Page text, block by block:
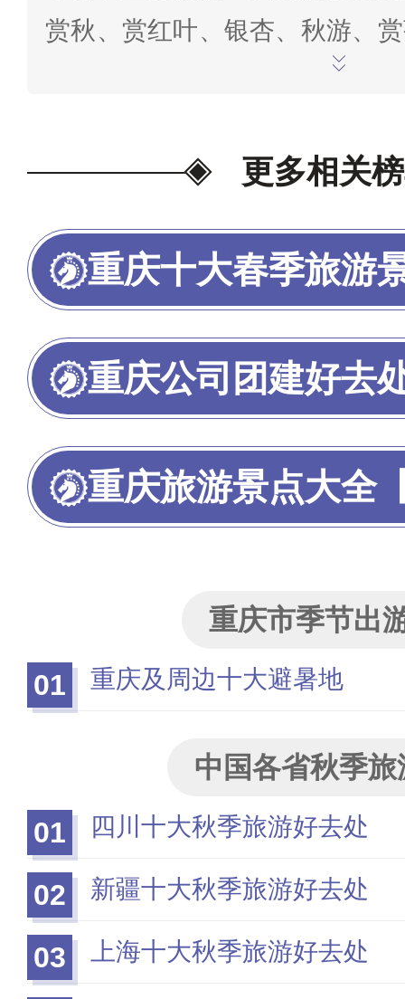
赏秋、赏红叶、银杏、秋游、
质奇观指数、文化积淀厚度、
缺程度、景区认定等级、网红
得分系统分析研究得出。榜单
据截止至2025年9月12日，如
论/交流。为我喜欢的投票>>
更多相关
重庆十大春季旅游
重庆公司团建好去
重庆旅游景点大全【
重庆市季节出
01
重庆及周边十大避暑地
中国各省秋季旅
01
四川十大秋季旅游好去处
02 新疆十大秋季旅游好去处
03 上海十大秋季旅游好去处